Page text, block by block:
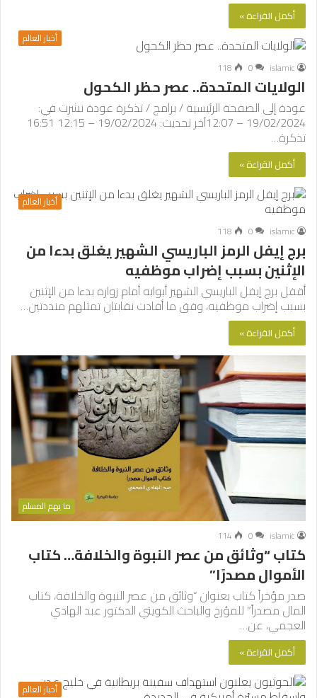
أكمل القراءة »
أخبار العالم
islamic
0
118
الولايات المتحدة.. عصر حظر الكحول
عودة إلى الصفحة الرئيسية / برامج / تذكرة عودة نشرت في:
19/02/2024 – 12:07آخر تحديث: 19/02/2024 – 12:15 16:51
تذكرة…
أكمل القراءة »
أخبار العالم
islamic
0
118
برج إيفل الرمز الباريسي الشهير يغلق بدءا من
الإثنين بسبب إضراب موظفيه
أقفل برج إيفل الباريسي الشهير أبوابه أمام زواره بدءا من الإثنين
بسبب إضراب موظفيه، وفق ما أفادت نقابتان تمثلهم منددتين…
أكمل القراءة »
ما يهم المسلم
islamic
0
114
كتاب “وثائق من عصر النبوة والخلافة… كتاب
الأموال مصدرًا”
صدر مؤخراً كتاب بعنوان “وثائق من عصر النبوة والخلافة، كتاب
المال مصدراً” للمؤرخ والباحث الكويتي الدكتور عبد الهادي
العجمي، عن…
أكمل القراءة »
أخبار العالم